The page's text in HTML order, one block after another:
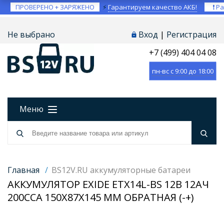
ПРОВЕРЕНО + ЗАРЯЖЕНО ⚡Гарантируем качество АКБ! ❗
Не выбрано Вход | Регистрация
+7 (499) 404 04 08
пн-вс с 9:00 до 18:00
Меню
Главная / BS12V.RU аккумуляторные батареи
АККУМУЛЯТОР EXIDE ETX14L-BS 12В 12АЧ
200CCA 150X87X145 ММ ОБРАТНАЯ (-+)